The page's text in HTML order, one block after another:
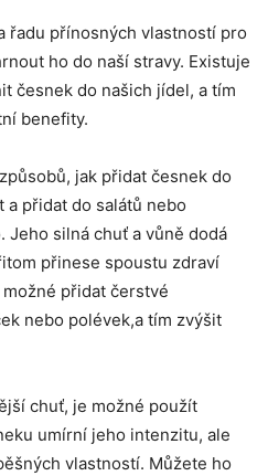
řadu přínosných vlastností pro
ho do naší⁤ stravy.⁣ Existuje
česnek do našich jídel, a tím
benefity.
jak přidat česnek do
přidat ⁣do ‌salátů nebo
Jeho silná chuť a vůně dodá⁢
přinese spoustu ⁢zdraví
přidat čerstvé⁤
nebo polévek,a tím zvýšit
chuť, ‌je možné ⁣použít
umírní ​jeho intenzitu, ale
‍vlastností. Můžete ho